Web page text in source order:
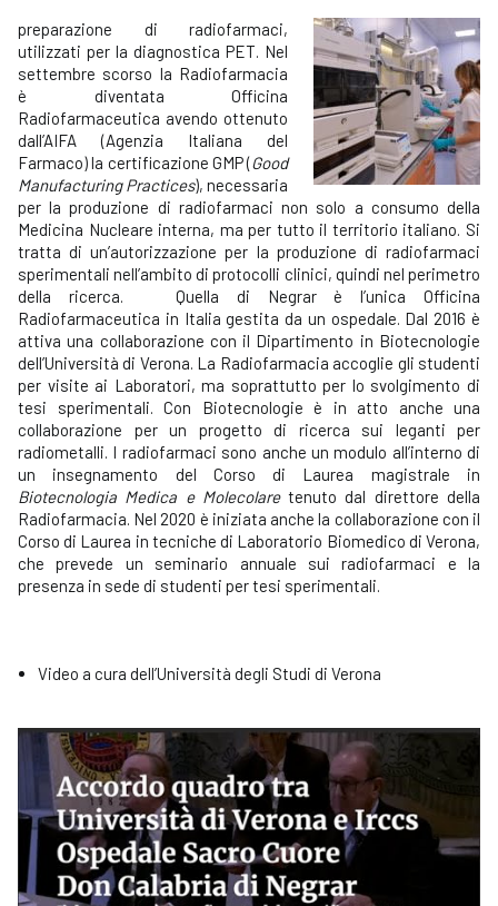
preparazione di radiofarmaci,
utilizzati per la diagnostica PET. Nel
settembre scorso la Radiofarmacia
è diventata Officina
Radiofarmaceutica avendo ottenuto
dall’AIFA (Agenzia Italiana del
Farmaco) la certificazione GMP (Good
Manufacturing Practices), necessaria
per la produzione di radiofarmaci non solo a consumo della
Medicina Nucleare interna, ma per tutto il territorio italiano. Si
tratta di un’autorizzazione per la produzione di radiofarmaci
sperimentali nell’ambito di protocolli clinici, quindi nel perimetro
della ricerca. Quella di Negrar è l’unica Officina
Radiofarmaceutica in Italia gestita da un ospedale. Dal 2016 è
attiva una collaborazione con il Dipartimento in Biotecnologie
dell’Università di Verona. La Radiofarmacia accoglie gli studenti
per visite ai Laboratori, ma soprattutto per lo svolgimento di
tesi sperimentali. Con Biotecnologie è in atto anche una
collaborazione per un progetto di ricerca sui leganti per
radiometalli. I radiofarmaci sono anche un modulo all’interno di
un insegnamento del Corso di Laurea magistrale in
Biotecnologia Medica e Molecolaretenuto dal direttore della
Radiofarmacia. Nel 2020 è iniziata anche la collaborazione con il
Corso di Laurea in tecniche di Laboratorio Biomedico di Verona,
che prevede un seminario annuale sui radiofarmaci e la
presenza in sede di studenti per tesi sperimentali.
Video a cura dell’Università degli Studi di Verona